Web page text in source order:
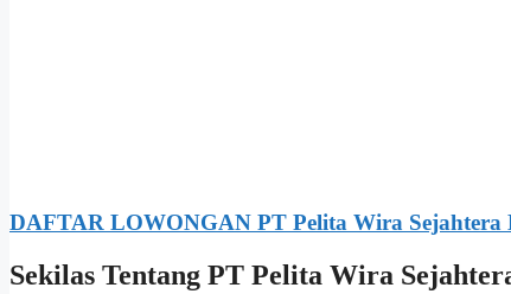
DAFTAR LOWONGAN PT Pelita Wira
Sekilas Tentang PT Pelita Wira